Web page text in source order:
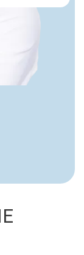
после